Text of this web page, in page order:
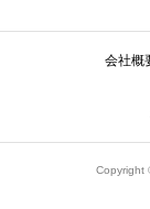
会社概
Copyright